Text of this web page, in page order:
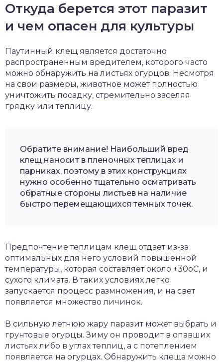
Откуда берется этот паразит
и чем опасен для культуры
Паутинный клещ является достаточно
распространенным вредителем, которого часто
можно обнаружить на листьях огурцов. Несмотря
на свои размеры, животное может полностью
уничтожить посадку, стремительно заселяя
грядку или теплицу.
Обратите внимание! Наибольший вред
клещ наносит в пленочных теплицах и
парниках, поэтому в этих конструкциях
нужно особенно тщательно осматривать
обратные стороны листьев на наличие
быстро перемещающихся темных точек.
Предпочтение теплицам клещ отдает из-за
оптимальных для него условий повышенной
температуры, которая составляет около +30оС, и
сухого климата. В таких условиях легко
запускается процесс размножения, и на свет
появляется множество личинок.
В сильную летнюю жару паразит может выбрать и
грунтовые огурцы. Зиму он проводит в опавших
листьях либо в углах теплиц, а с потеплением
появляется на огурцах. Обнаружить клеща можно